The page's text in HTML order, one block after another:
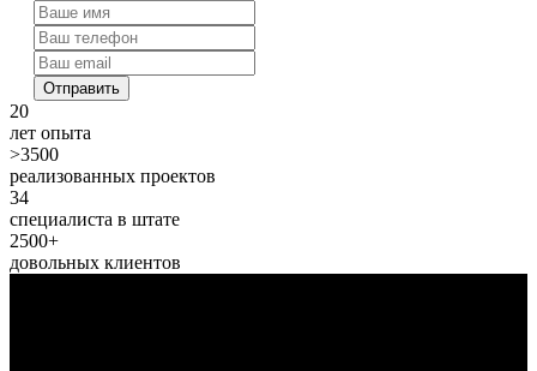
Отправить
20
лет опыта
>3500
реализованных проектов
34
специалиста в штате
2500+
довольных клиентов